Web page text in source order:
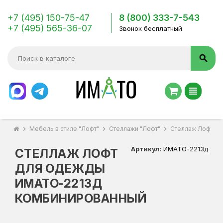
+7 (495) 150-75-47
+7 (495) 565-36-07
8 (800) 333-7-543
Звонок бесплатный
search
view_headline
chevron_right Мебель в стиле "Лофт" chevron_right Стеллажи "Лофт" chevron_right Стеллаж Лофт
СТЕЛЛАЖ ЛОФТ
ДЛЯ ОДЕЖДЫ
ИМАТО-2213Д
КОМБИНИРОВАННЫЙ
Артикул: ИМАТО-2213д